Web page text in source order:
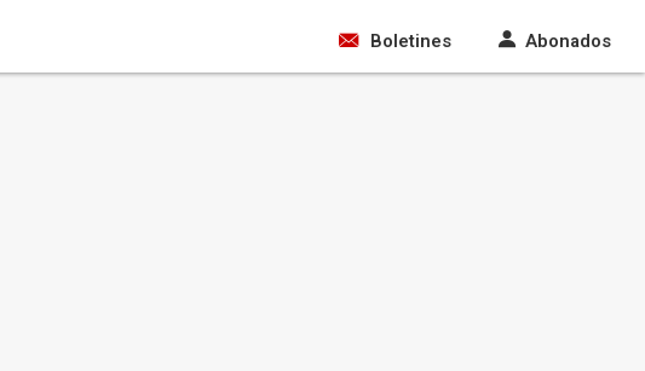
Boletines Abonados